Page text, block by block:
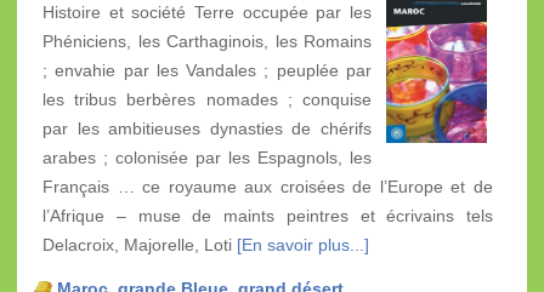
Histoire et société Terre occupée par les
Phéniciens, les Carthaginois, les Romains
; envahie par les Vandales ; peuplée par
les tribus berbères nomades ; conquise
par les ambitieuses dynasties de chérifs
arabes ; colonisée par les Espagnols, les
Français … ce royaume aux croisées de l’Europe et de
l’Afrique – muse de maints peintres et écrivains tels
Delacroix, Majorelle, Loti [En savoir plus...]